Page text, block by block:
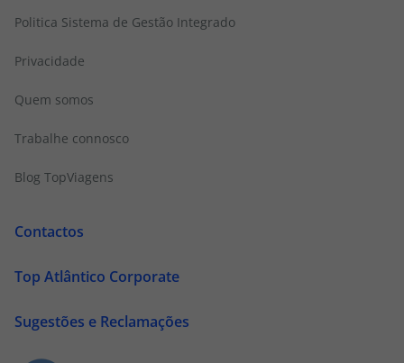
Politica Sistema de Gestão Integrado
Privacidade
Quem somos
Trabalhe connosco
Blog TopViagens
Contactos
Top Atlântico Corporate
Sugestões e Reclamações